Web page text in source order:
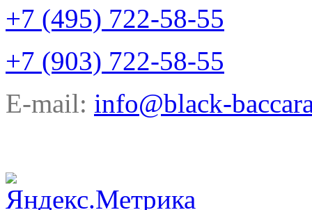
+7 (495) 722-58-55
+7 (903) 722-58-55
E-mail: info@black-